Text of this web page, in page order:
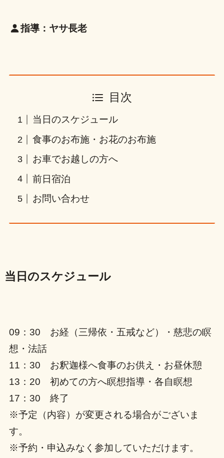
指導：ヤサ長老
目次
当日のスケジュール
食事のお布施・お花のお布施
お車でお越しの方へ
前日宿泊
お問い合わせ
当日のスケジュール
09：30 お経（三帰依・五戒など）・慈悲の瞑
想・法話
11：30 お釈迦様へ食事のお供え・お昼休憩
13：20 初めての方へ瞑想指導・各自瞑想
17：30 終了
※予定（内容）が変更される場合がございま
す。
※予約・申込みなく参加していただけます。